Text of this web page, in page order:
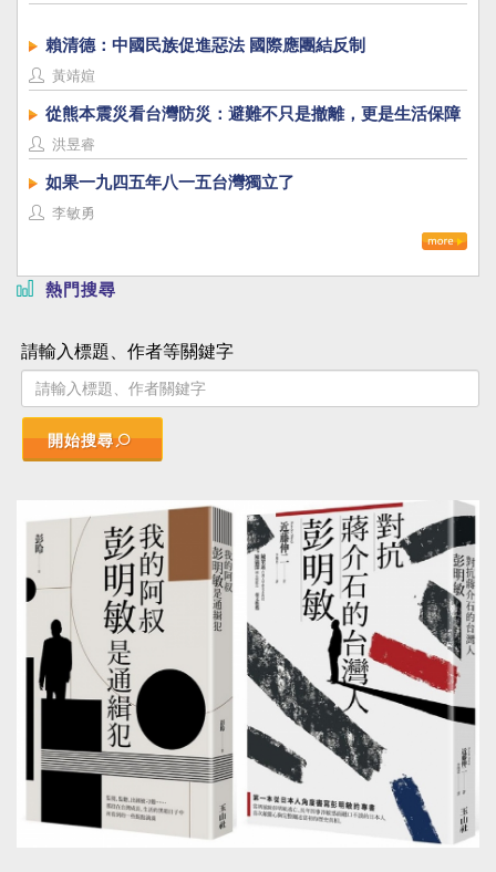
賴清德：中國民族促進惡法 國際應團結反制
黃靖媗
從熊本震災看台灣防災：避難不只是撤離，更是生活保障
洪昱睿
如果一九四五年八一五台灣獨立了
李敏勇
熱門搜尋
請輸入標題、作者等關鍵字
開始搜尋